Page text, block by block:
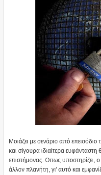
Μοιάζει με σενάριο από
και σίγουρα ιδιαίτερα
επιστήμονας. Οπως υποστηρίζει,
άλλον πλανήτη, γι' αυτό και